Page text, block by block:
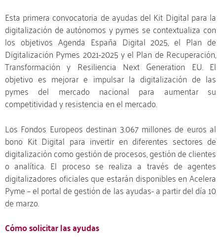
Esta primera convocatoria de ayudas del Kit Digital para la
digitalización de autónomos y pymes se contextualiza con
los objetivos Agenda España Digital 2025, el Plan de
Digitalización Pymes 2021-2025 y el Plan de Recuperación,
Transformación y Resiliencia Next Generation EU. El
objetivo es mejorar e impulsar la digitalización de las
pymes del mercado nacional para aumentar su
competitividad y resistencia en el mercado.
Los Fondos Europeos destinan 3.067 millones de euros al
bono Kit Digital para invertir en diferentes sectores de
digitalización como gestión de procesos, gestión de clientes
o analítica. El proceso se realiza a través de agentes
digitalizadores oficiales que estarán disponibles en Acelera
Pyme – el portal de gestión de las ayudas- a partir del día 10
de marzo.
Cómo solicitar las ayudas